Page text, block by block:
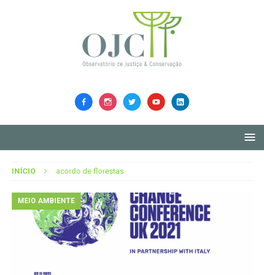
INÍCIO acordo de florestas
MEIO AMBIENTE